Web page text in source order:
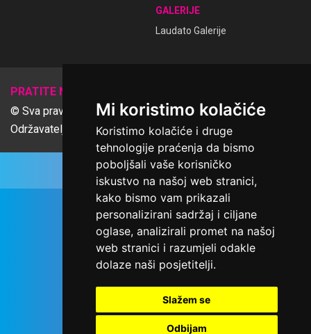
Mi koristimo kolačiće
Koristimo kolačiće i druge
tehnologije praćenja da bismo
poboljšali vaše korisničko
iskustvo na našoj web stranici,
kako bismo vam prikazali
personalizirani sadržaj i ciljane
oglase, analizirali promet na našoj
web stranici i razumjeli odakle
dolaze naši posjetitelji.
Slažem se
Odbijam
GALERIJE
Laudato Galerije
PRATITE NAS
© Sva prava pridržana Udruga Ime dobrote
Održavatelj Netcom d.o.o., Riva 6, Rijeka